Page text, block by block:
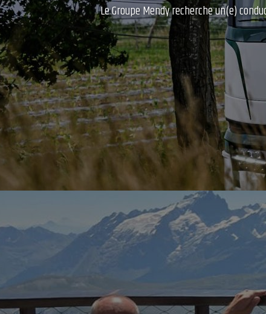
Le Groupe Mendy recherche un(e)